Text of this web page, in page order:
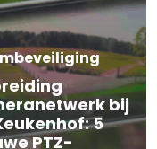
bij
5
PTZ-